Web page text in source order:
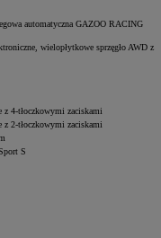
automatyczna GAZOO RACING
wielopłytkowe sprzęgło AWD z
z 4-tłoczkowymi zaciskami
z 2-tłoczkowymi zaciskami
S